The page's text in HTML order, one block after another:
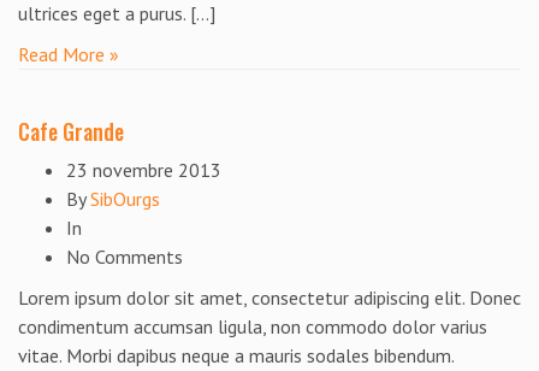
ultrices eget a purus. […]
Read More »
Cafe Grande
23 novembre 2013
BySibOurgs
In
No Comments
Lorem ipsum dolor sit amet, consectetur adipiscing elit. Donec
condimentum accumsan ligula, non commodo dolor varius
vitae. Morbi dapibus neque a mauris sodales bibendum.